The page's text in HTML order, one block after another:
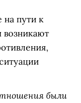
на пути к
возникают
были